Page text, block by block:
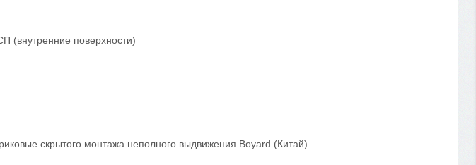
(внутренние поверхности)
скрытого монтажа неполного выдвижения Boyard (Китай)